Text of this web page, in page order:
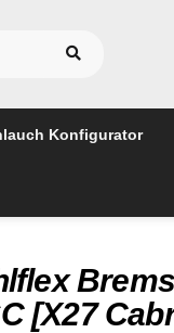
Konfigurator
[X27